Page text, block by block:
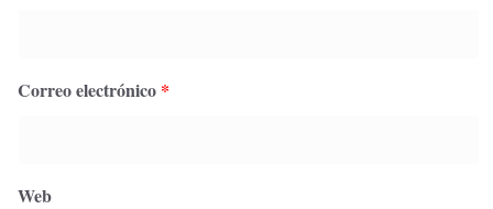
Correo electrónico *
Web